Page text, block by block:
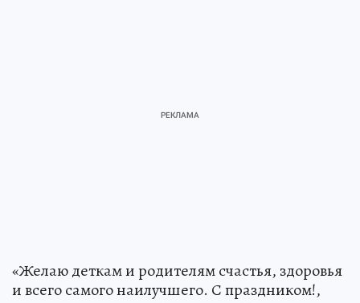
«Желаю деткам и родителям счастья, здоровья
и всего самого наилучшего. С праздником!,